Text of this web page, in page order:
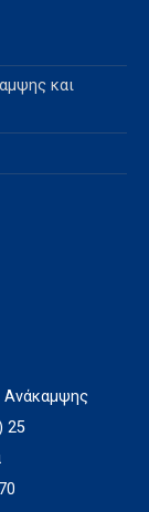
και
Ανάκαμψης
25